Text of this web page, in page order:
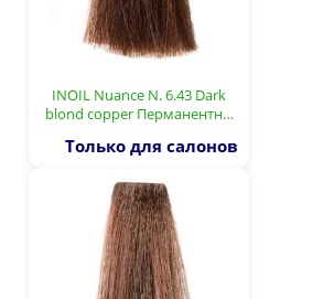
INOIL Nuance N. 6.43 Dark
blond copper Перманентн…
Только для салонов